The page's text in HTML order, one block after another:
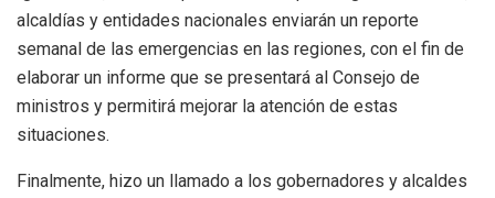
alcaldías y entidades nacionales enviarán un reporte
semanal de las emergencias en las regiones, con el fin de
elaborar un informe que se presentará al Consejo de
ministros y permitirá mejorar la atención de estas
situaciones.
Finalmente, hizo un llamado a los gobernadores y alcaldes